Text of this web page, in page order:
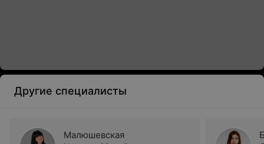
Другие специалисты
Малюшевская